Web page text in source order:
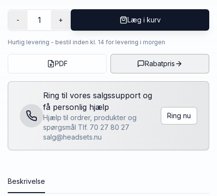
- 1 + Læg i kurv
Hurtig levering - bestil inden kl. 14 for levering i morgen
PDF Rabatpris
Ring til vores salgssupport og
få personlig hjælp
Hjælp til ordrer, produkter og
spørgsmål Tlf. 70 27 80 27
salg@headsets.nu
Ring nu
Beskrivelse